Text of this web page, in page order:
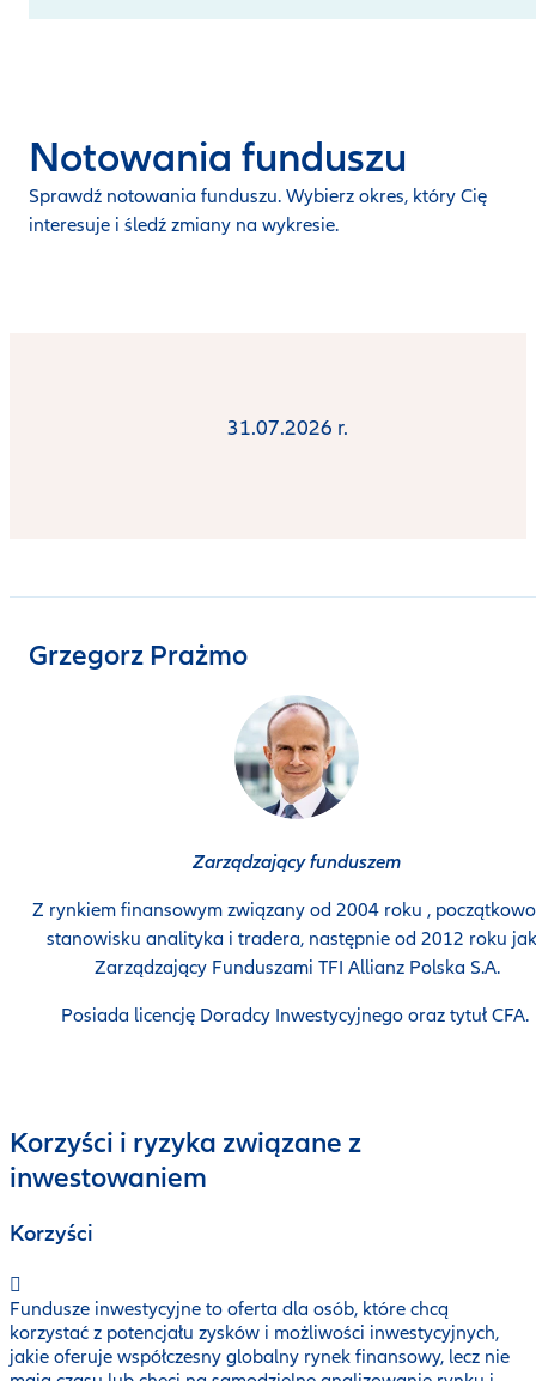
Notowania funduszu
Sprawdź notowania funduszu. Wybierz okres, który Cię
interesuje i śledź zmiany na wykresie.
31.07.2026 r.
Grzegorz Prażmo
Zarządzający funduszem
Z rynkiem finansowym związany od 2004 roku ,
stanowisku analityka i tradera, następnie od 2012 roku
Zarządzający Funduszami TFI Allianz Polska S.A.
Posiada licencję Doradcy Inwestycyjnego oraz tytuł CFA.
Korzyści i ryzyka związane z
inwestowaniem
Korzyści
Fundusze inwestycyjne to oferta dla osób, które chcą
korzystać z potencjału zysków i możliwości inwestycyjnych,
jakie oferuje współczesny globalny rynek finansowy, lecz nie